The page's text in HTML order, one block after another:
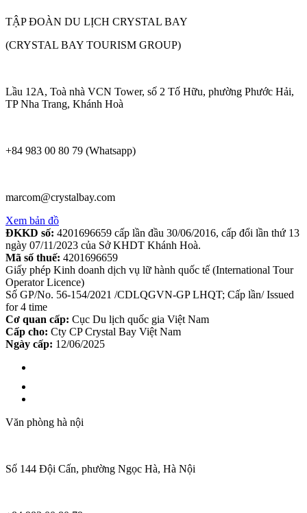
TẬP ĐOÀN DU LỊCH CRYSTAL BAY
(CRYSTAL BAY TOURISM GROUP)
Lầu 12A, Toà nhà VCN Tower, số 2 Tố Hữu, phường Phước Hải,
TP Nha Trang, Khánh Hoà
+84 983 00 80 79 (Whatsapp)
marcom@crystalbay.com
Xem bản đồ
ĐKKD số: 4201696659 cấp lần đầu 30/06/2016, cấp đổi lần thứ 13
ngày 07/11/2023 của Sở KHDT Khánh Hoà.
Mã số thuế: 4201696659
Giấy phép Kinh doanh dịch vụ lữ hành quốc tế (International Tour
Operator Licence)
Số GP/No. 56-154/2021 /CDLQGVN-GP LHQT; Cấp lần/ Issued
for 4 time
Cơ quan cấp: Cục Du lịch quốc gia Việt Nam
Cấp cho: Cty CP Crystal Bay Việt Nam
Ngày cấp: 12/06/2025
Văn phòng hà nội
Số 144 Đội Cấn, phường Ngọc Hà, Hà Nội